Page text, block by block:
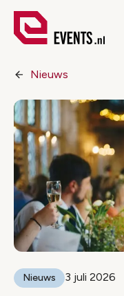
Nieuws
Nieuws 3 juli 2026